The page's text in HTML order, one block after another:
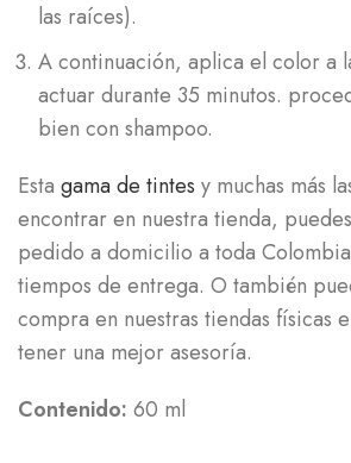
las raíces).
A continuación, aplica el color a
actuar durante 35 minutos.
bien con shampoo.
Esta gama de tintes y muchas más
encontrar en nuestra tienda,
pedido a domicilio a toda
tiempos de entrega. O también
compra en nuestras tiendas físicas
tener una mejor asesoría.
Contenido: 60 ml